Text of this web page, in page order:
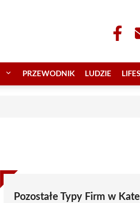
PRZEWODNIK LUDZIE
Pozostałe Typy Firm w